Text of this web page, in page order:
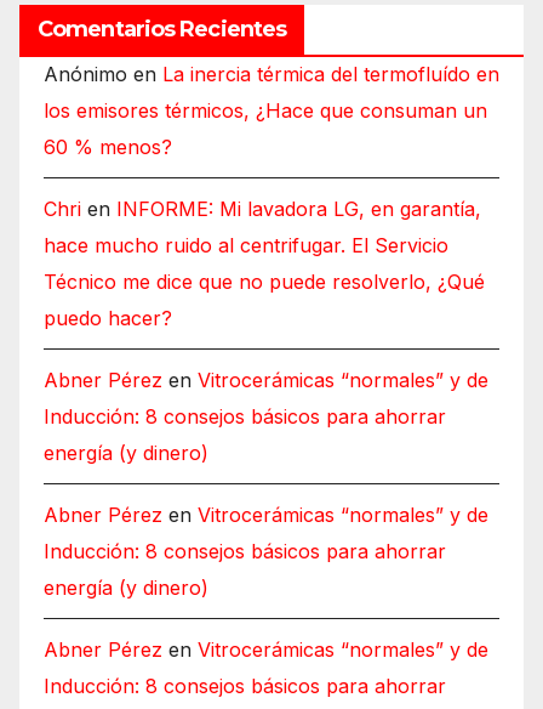
Comentarios Recientes
Anónimo en La inercia térmica del termofluído en
los emisores térmicos, ¿Hace que consuman un
60 % menos?
Chri en INFORME: Mi lavadora LG, en garantía,
hace mucho ruido al centrifugar. El Servicio
Técnico me dice que no puede resolverlo, ¿Qué
puedo hacer?
Abner Pérez en Vitrocerámicas “normales” y de
Inducción: 8 consejos básicos para ahorrar
energía (y dinero)
Abner Pérez en Vitrocerámicas “normales” y de
Inducción: 8 consejos básicos para ahorrar
energía (y dinero)
Abner Pérez en Vitrocerámicas “normales” y de
Inducción: 8 consejos básicos para ahorrar